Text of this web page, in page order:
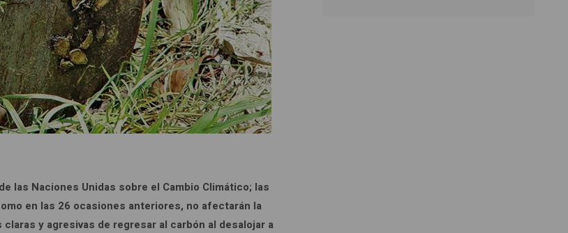
las Naciones Unidas sobre el Cambio Climático; las
en las 26 ocasiones anteriores, no afectarán la
y agresivas de regresar al carbón al desalojar a